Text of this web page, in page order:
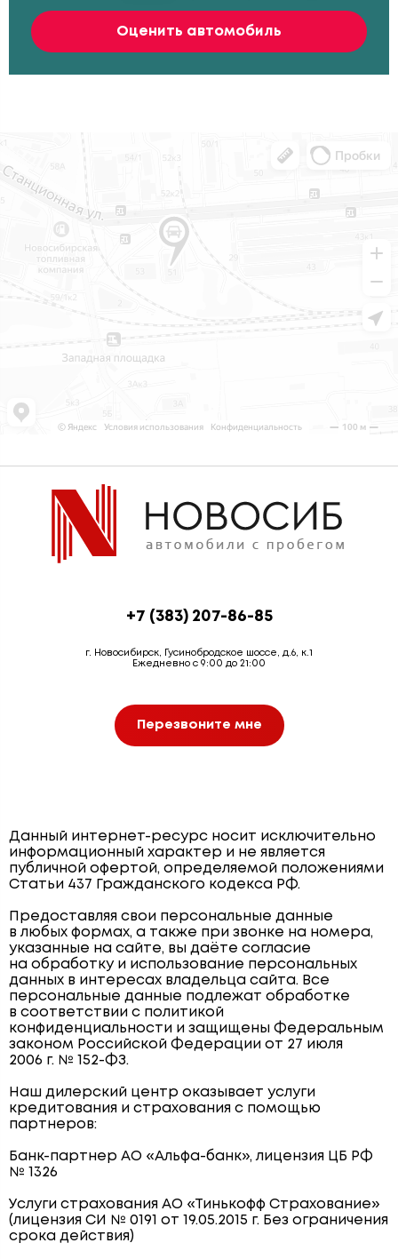
Оценить автомобиль
+7 (383) 207-86-85
г. Новосибирск, Гусинобродское шоссе, д.6, к.1
Ежедневно с 9:00 до 21:00
Перезвоните мне
Данный интернет-ресурс носит исключительно
информационный характер и не является
публичной офертой, определяемой положениями
Статьи 437 Гражданского кодекса РФ.
Предоставляя свои персональные данные
в любых формах, а также при звонке на номера,
указанные на сайте, вы даёте согласие
на обработку и использование персональных
данных в интересах владельца сайта. Все
персональные данные подлежат обработке
в соответствии с политикой
конфиденциальности и защищены Федеральным
законом Российской Федерации от 27 июля
2006 г. № 152-ФЗ.
Наш дилерский центр оказывает услуги
кредитования и страхования с помощью
партнеров:
Банк-партнер АО «Альфа-банк», лицензия ЦБ РФ
№ 1326
Услуги страхования АО «Тинькофф Страхование»
(лицензия СИ № 0191 от 19.05.2015 г. Без ограничения
срока действия)